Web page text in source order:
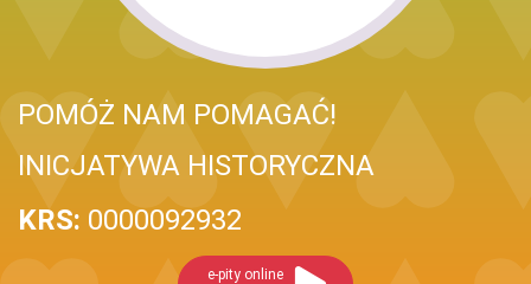
POMÓŻ NAM POMAGAĆ!
INICJATYWA HISTORYCZNA
KRS: 0000092932
e-pity online